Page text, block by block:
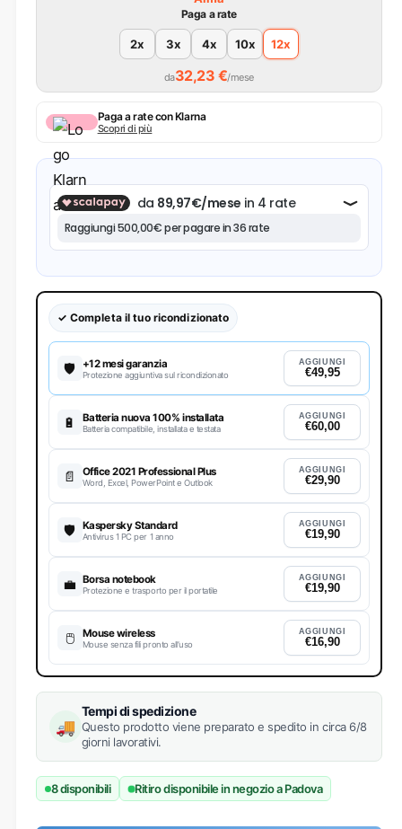
Paga a rate
2x 3x 4x 10x 12x
da32,23 €/mese
Paga a rate con Klarna
Scopri di più
✓ Completa il tuo ricondizionato
🛡️ +12 mesi garanzia
Protezione aggiuntiva sul ricondizionato
AGGIUNGI
€49,95
🔋 Batteria nuova 100% installata
Batteria compatibile, installata e testata
AGGIUNGI
€60,00
📄 Office 2021 Professional Plus
Word, Excel, PowerPoint e Outlook
AGGIUNGI
€29,90
🛡 Kaspersky Standard
Antivirus 1 PC per 1 anno
AGGIUNGI
€19,90
💼 Borsa notebook
Protezione e trasporto per il portatile
AGGIUNGI
€19,90
🖱️ Mouse wireless
Mouse senza fili pronto all’uso
AGGIUNGI
€16,90
🚚
Tempi di spedizione
Questo prodotto viene preparato e spedito in circa 6/8
giorni lavorativi.
8 disponibili Ritiro disponibile in negozio a Padova